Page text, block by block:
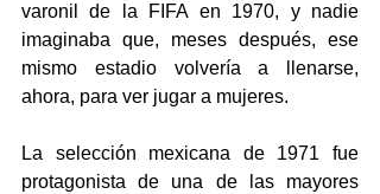
varonil de la FIFA en 1970, y nadie
imaginaba que, meses después, ese
mismo estadio volvería a llenarse,
ahora, para ver jugar a mujeres.
La selección mexicana de 1971 fue
protagonista de una de las mayores